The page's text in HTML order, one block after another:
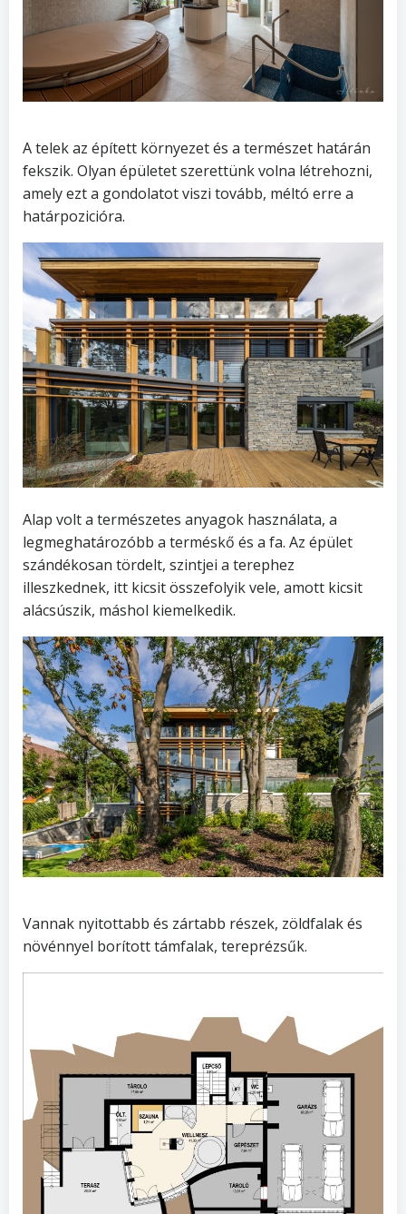
A telek az épített környezet és a természet határán
fekszik. Olyan épületet szerettünk volna létrehozni,
amely ezt a gondolatot viszi tovább, méltó erre a
határpozicióra.
Alap volt a természetes anyagok használata, a
legmeghatározóbb a terméskő és a fa. Az épület
szándékosan tördelt, szintjei a terephez
illeszkednek, itt kicsit összefolyik vele, amott kicsit
alácsúszik, máshol kiemelkedik.
Vannak nyitottabb és zártabb részek, zöldfalak és
növénnyel borított támfalak, tereprézsűk.